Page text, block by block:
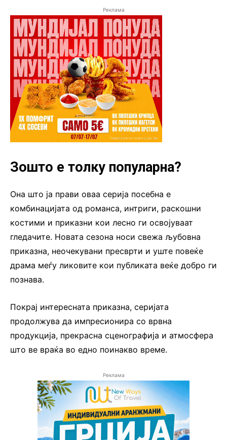
Реклама
Зошто е толку популарна?
Она што ја прави оваа серија посебна е
комбинацијата од романса, интриги, раскошни
костими и приказни кои лесно ги освојуваат
гледачите. Новата сезона носи свежа љубовна
приказна, неочекувани пресврти и уште повеќе
драма меѓу ликовите кои публиката веќе добро ги
познава.
Покрај интересната приказна, серијата
продолжува да импресионира со врвна
продукција, прекрасна сценографија и атмосфера
што ве враќа во едно поинакво време.
Реклама